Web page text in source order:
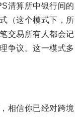
清算所中银行间的
（这个模式下，所
交易所有人都会记
争议。这一模式多
相信你已经对跨境